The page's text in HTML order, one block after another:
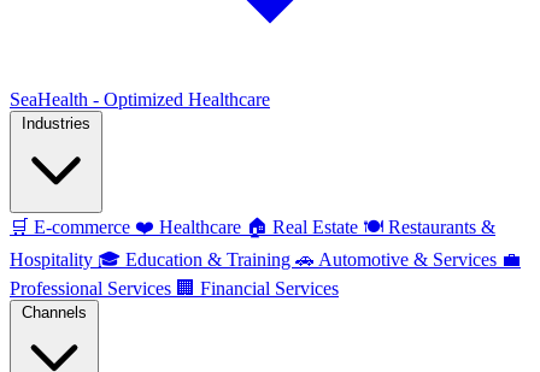
SeaHealth - Optimized Healthcare
🛒 E-commerce ❤️ Healthcare 🏠 Real Estate 🍽️ Restaurants &
Hospitality 🎓 Education & Training 🚗 Automotive & Services 💼
Professional Services 🏢 Financial Services